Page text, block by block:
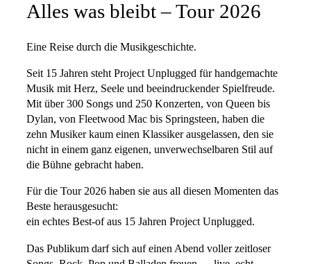
Alles was bleibt – Tour 2026
Eine Reise durch die Musikgeschichte.
Seit 15 Jahren steht Project Unplugged für handgemachte
Musik mit Herz, Seele und beeindruckender Spielfreude.
Mit über 300 Songs und 250 Konzerten, von Queen bis
Dylan, von Fleetwood Mac bis Springsteen, haben die
zehn Musiker kaum einen Klassiker ausgelassen, den sie
nicht in einem ganz eigenen, unverwechselbaren Stil auf
die Bühne gebracht haben.
Für die Tour 2026 haben sie aus all diesen Momenten das
Beste herausgesucht:
ein echtes Best-of aus 15 Jahren Project Unplugged.
Das Publikum darf sich auf einen Abend voller zeitloser